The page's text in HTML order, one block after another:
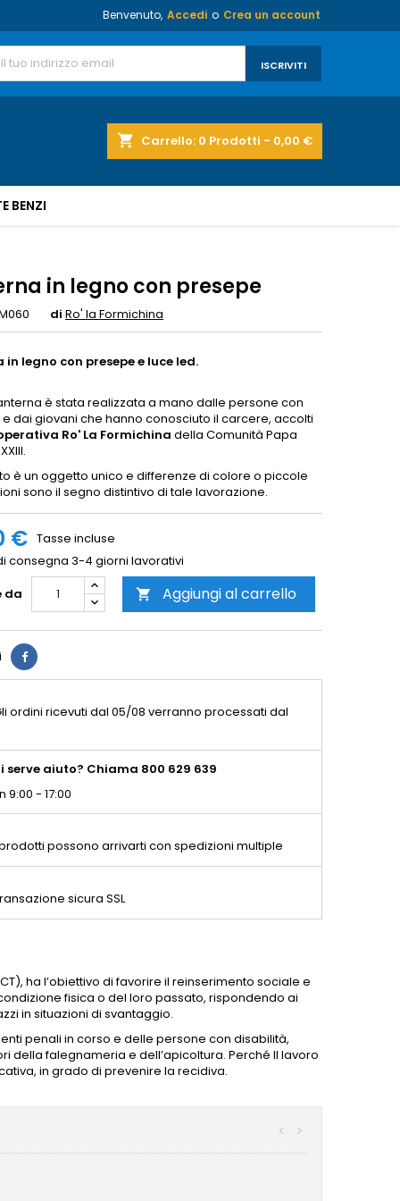
Benvenuto, Accedi o Crea un account
shopping_cart Carrello: 0 Prodotti - 0,00 €
BENZI
in legno con presepe
di Ro' la Formichina
in legno con presepe e luce led.
è stata realizzata a mano dalle persone con
dai giovani che hanno conosciuto il carcere, accolti
Ro' La Formichina della Comunità Papa
è un oggetto unico e differenze di colore o piccole
sono il segno distintivo di tale lavorazione.
€ Tasse incluse
consegna 3-4 giorni lavorativi
da
 Aggiungi al carrello
ordini ricevuti dal 05/08 verranno processati dal
serve aiuto? Chiama 800 629 639
9:00 - 17:00
possono arrivarti con spedizioni multiple
sicura SSL
ha l’obiettivo di favorire il reinserimento sociale e
fisica o del loro passato, rispondendo ai
in situazioni di svantaggio.
penali in corso e delle persone con disabilità,
della falegnameria e dell’apicoltura. Perché Il lavoro
in grado di prevenire la recidiva.
>
<